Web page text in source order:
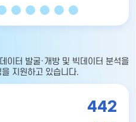
이터 발굴·개방 및 빅데이터 분석을
지원하고 있습니다.
442